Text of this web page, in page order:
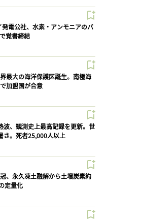
発電公社、水素・アンモニアのバ
覚書締結
最大の海洋保護区誕生。南極海
加盟国が合意
波、観測史上最高記録を更新。世
さ。死者25,000人以上
、永久凍土融解から土壌炭素約
定量化